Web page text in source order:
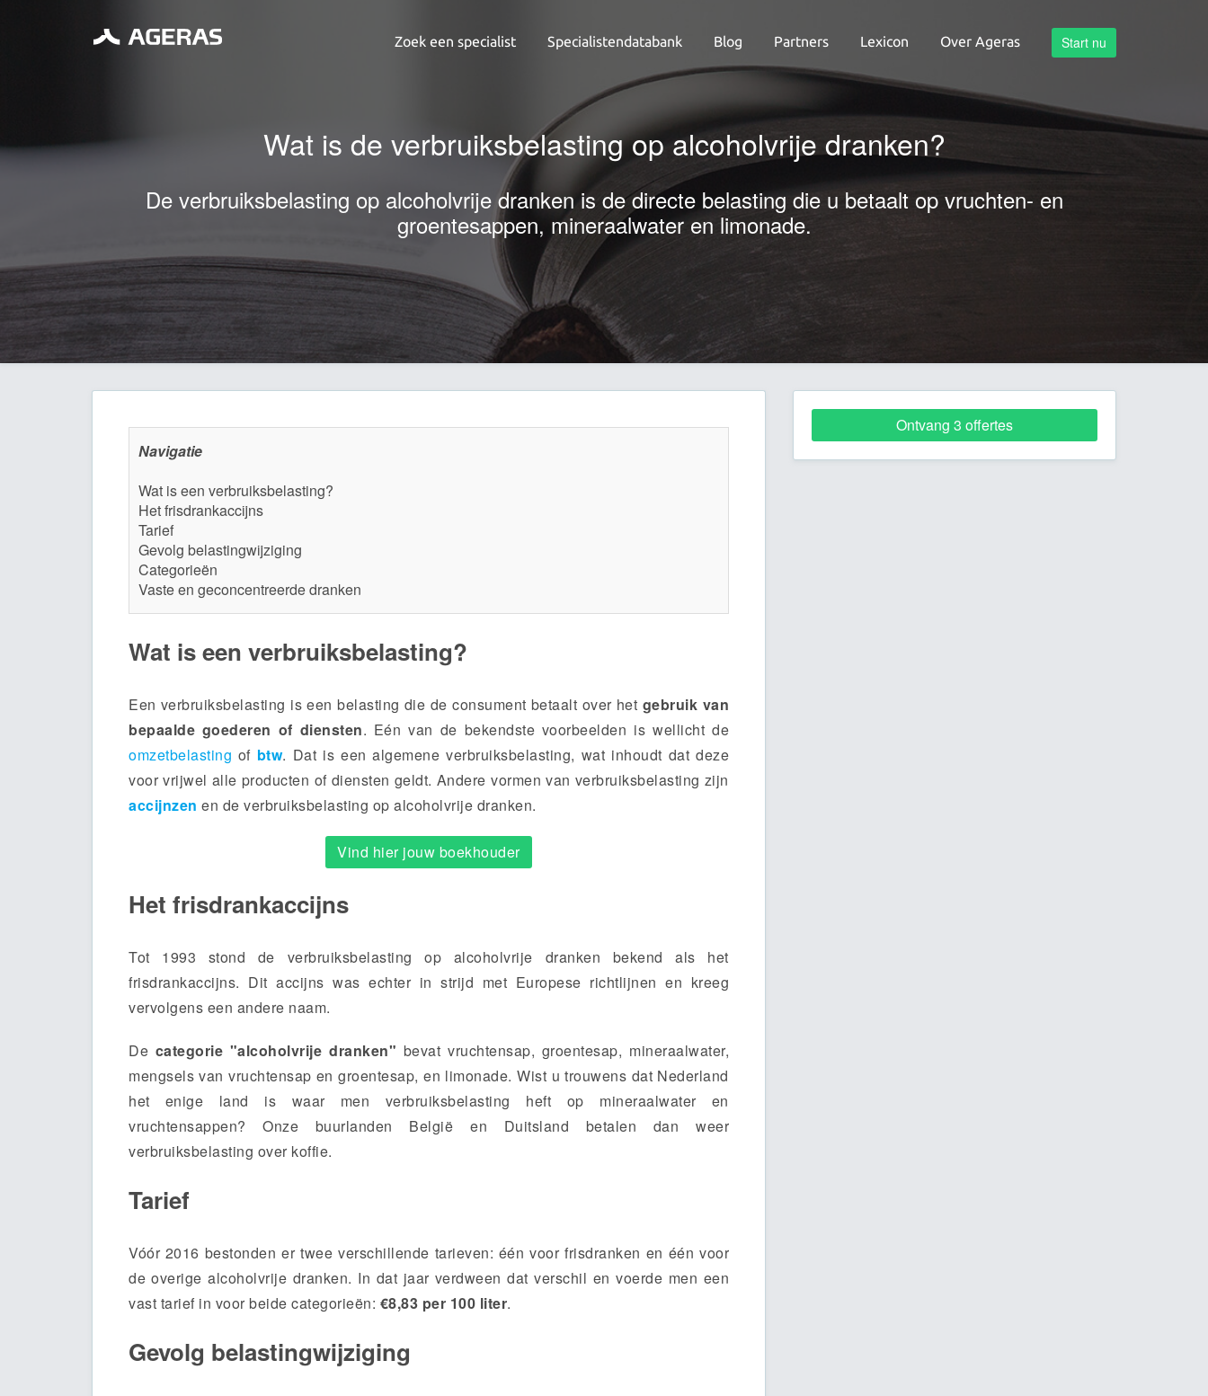
Wat is de verbruiksbelasting op alcoholvrije dranken?
De verbruiksbelasting op alcoholvrije dranken is de directe belasting die u betaalt op vruchten- en
groentesappen, mineraalwater en limonade.
Zoek een specialist Specialistendatabank Blog Partners Lexicon Over Ageras Start nu
Navigatie
Wat is een verbruiksbelasting?
Het frisdrankaccijns
Tarief
Gevolg belastingwijziging
Categorieën
Vaste en geconcentreerde dranken
Wat is een verbruiksbelasting?
Een verbruiksbelasting is een belasting die de consument betaalt over het gebruik van
bepaalde goederen of diensten. Eén van de bekendste voorbeelden is wellicht de
omzetbelasting of btw. Dat is een algemene verbruiksbelasting, wat inhoudt dat deze
voor vrijwel alle producten of diensten geldt. Andere vormen van verbruiksbelasting zijn
accijnzen en de verbruiksbelasting op alcoholvrije dranken.
Vind hier jouw boekhouder
Het frisdrankaccijns
Tot 1993 stond de verbruiksbelasting op alcoholvrije dranken bekend als het
frisdrankaccijns. Dit accijns was echter in strijd met Europese richtlijnen en kreeg
vervolgens een andere naam.
De categorie "alcoholvrije dranken" bevat vruchtensap, groentesap, mineraalwater,
mengsels van vruchtensap en groentesap, en limonade. Wist u trouwens dat Nederland
het enige land is waar men verbruiksbelasting heft op mineraalwater en
vruchtensappen? Onze buurlanden België en Duitsland betalen dan weer
verbruiksbelasting over koffie.
Tarief
Vóór 2016 bestonden er twee verschillende tarieven: één voor frisdranken en één voor
de overige alcoholvrije dranken. In dat jaar verdween dat verschil en voerde men een
vast tarief in voor beide categorieën: €8,83 per 100 liter.
Gevolg belastingwijziging
Ontvang 3 offertes